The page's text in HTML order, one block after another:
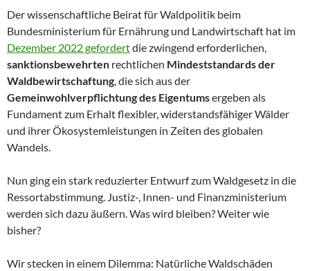
Der wissenschaftliche Beirat für Waldpolitik beim
Bundesministerium für Ernährung und Landwirtschaft hat im
Dezember 2022 gefordertdie zwingend erforderlichen,
sanktionsbewehrten rechtlichen Mindeststandards der
Waldbewirtschaftung, die sich aus der
Gemeinwohlverpflichtung des Eigentumsergeben als
Fundament zum Erhalt flexibler, widerstandsfähiger Wälder
und ihrer Ökosystemleistungen in Zeiten des globalen
Wandels.
Nun ging ein stark reduzierter Entwurf zum Waldgesetz in die
Ressortabstimmung. Justiz-, Innen- und Finanzministerium
werden sich dazu äußern. Was wird bleiben? Weiter wie
bisher?
Wir stecken in einem Dilemma: Natürliche Waldschäden